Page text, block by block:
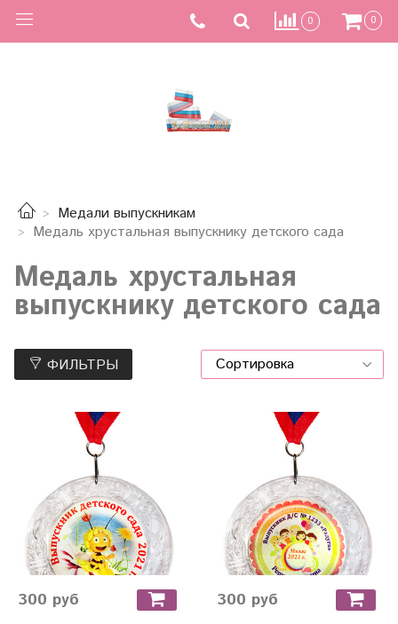
0 0
Медали выпускникам
Медаль хрустальная выпускнику детского сада
Медаль хрустальная
выпускнику детского сада
ФИЛЬТРЫ
300 руб 300 руб